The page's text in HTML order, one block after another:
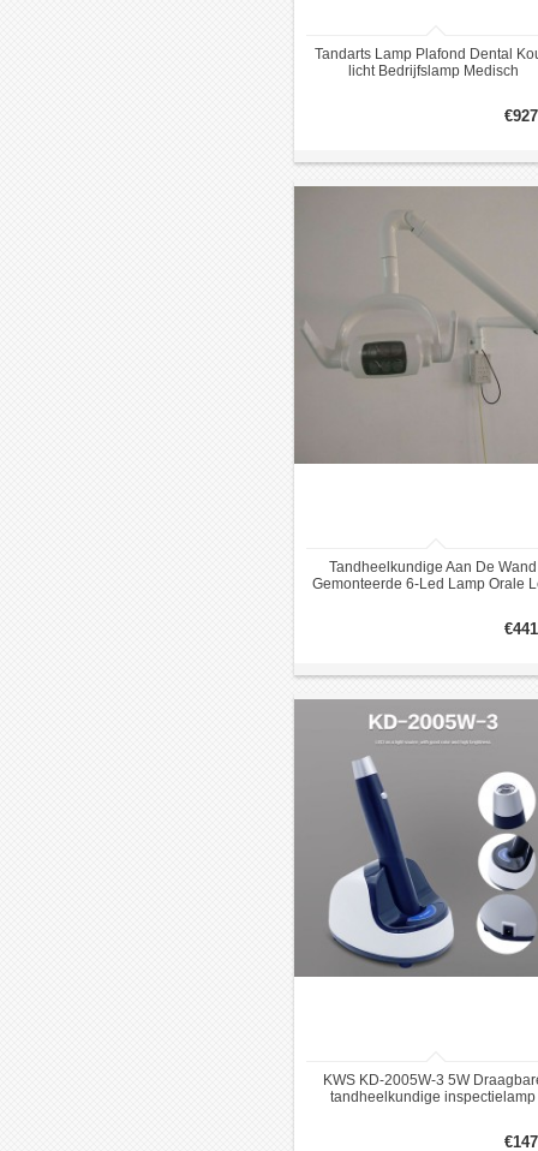
Tandarts Lamp Plafond Dental
licht Bedrijfslamp Medisch
Tandheelkundige Aan De Wand
Gemonteerde 6-Led Lamp Orale
KWS KD-2005W-3 5W
tandheelkundige inspectielamp